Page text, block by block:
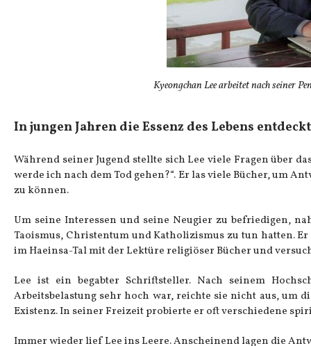
Kyeongchan Lee arbeitet nach seiner
In jungen Jahren die Essenz des Lebens entdeckt
Während seiner Jugend stellte sich Lee viele Fragen über
werde ich nach dem Tod gehen?“. Er las viele Bücher, um
zu können.
Um seine Interessen und seine Neugier zu befriedigen,
Taoismus, Christentum und Katholizismus zu tun hatten.
im Haeinsa-Tal mit der Lektüre religiöser Bücher und
Lee ist ein begabter Schriftsteller. Nach seinem
Arbeitsbelastung sehr hoch war, reichte sie nicht aus, um
Existenz. In seiner Freizeit probierte er oft verschiedene
Immer wieder lief Lee ins Leere. Anscheinend lagen die